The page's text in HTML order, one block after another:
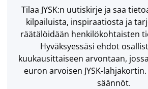
Tilaa JYSK:n uutiskirje ja saa
kilpailuista, inspiraatiosta ja
räätälöidään henkilökohtaisten
Hyväksyessäsi ehdot
kuukausittaiseen arvontaan,
euron arvoisen JYSK-
säännöt.